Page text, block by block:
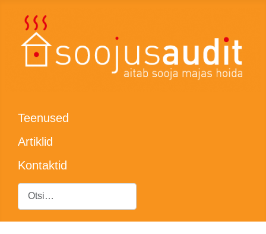
Teenused
Artiklid
Kontaktid
Otsing